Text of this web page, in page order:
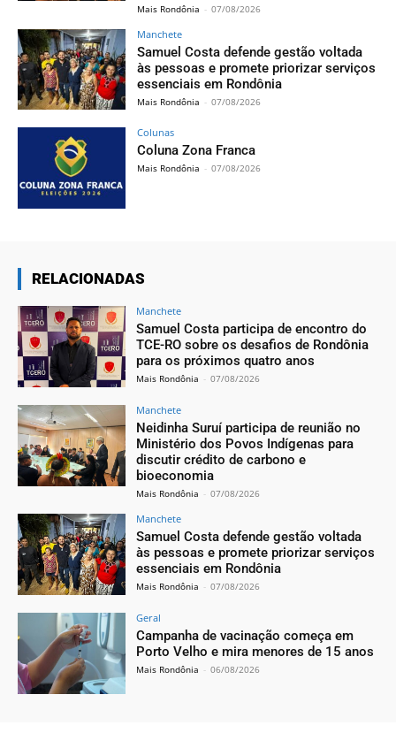
Mais Rondônia - 07/08/2026
Manchete
Samuel Costa defende gestão voltada
às pessoas e promete priorizar serviços
essenciais em Rondônia
Mais Rondônia - 07/08/2026
Colunas
Coluna Zona Franca
Mais Rondônia - 07/08/2026
RELACIONADAS
Manchete
Samuel Costa participa de encontro do
TCE-RO sobre os desafios de Rondônia
para os próximos quatro anos
Mais Rondônia - 07/08/2026
Manchete
Neidinha Suruí participa de reunião no
Ministério dos Povos Indígenas para
discutir crédito de carbono e
bioeconomia
Mais Rondônia - 07/08/2026
Manchete
Samuel Costa defende gestão voltada
às pessoas e promete priorizar serviços
essenciais em Rondônia
Mais Rondônia - 07/08/2026
Geral
Campanha de vacinação começa em
Porto Velho e mira menores de 15 anos
Mais Rondônia - 06/08/2026